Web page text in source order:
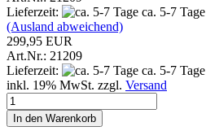
Lieferzeit:
ca. 5-7 Tage
(Ausland abweichend)
299,95 EUR
Art.Nr.: 21209
Lieferzeit:
ca. 5-7 Tage
inkl. 19% MwSt. zzgl. Versand
In den Warenkorb